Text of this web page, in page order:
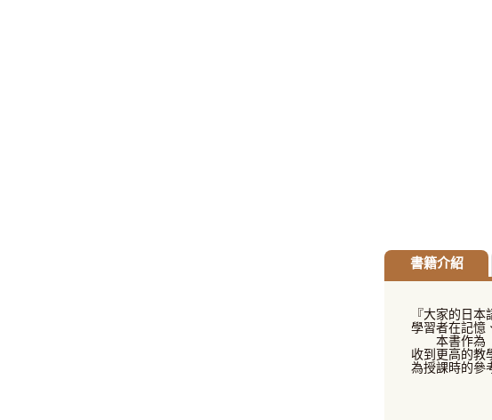
書籍介紹
『大家的日
學習者在記憶
本書作為『
收到更高的教
為授課時的參